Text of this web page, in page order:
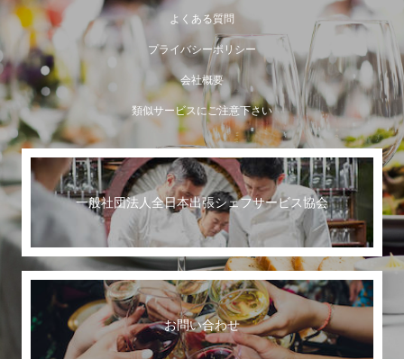
世界に誇る日本のおもてなし
よくある質問
プライバシーポリシー
会社概要
類似サービスにご注意下さい
一般社団法人全日本出張シェフサービス協会
お問い合わせ